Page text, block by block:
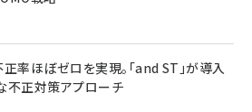
率ほぼゼロを実現。「and ST」が導入
不正対策アプローチ